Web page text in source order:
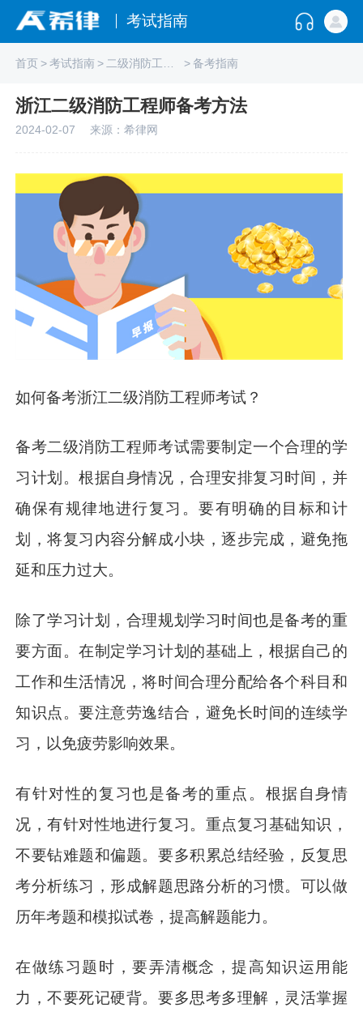
考试指南
首页>考试指南> > 备考指南
浙江二级消防工程师备考方法
2024-02-07 来源：希律网
如何备考浙江二级消防工程师考试？
备考二级消防工程师考试需要制定一个合理的学
习计划。根据自身情况，合理安排复习时间，并
确保有规律地进行复习。要有明确的目标和计
划，将复习内容分解成小块，逐步完成，避免拖
延和压力过大。
除了学习计划，合理规划学习时间也是备考的重
要方面。在制定学习计划的基础上，根据自己的
工作和生活情况，将时间合理分配给各个科目和
知识点。要注意劳逸结合，避免长时间的连续学
习，以免疲劳影响效果。
有针对性的复习也是备考的重点。根据自身情
况，有针对性地进行复习。重点复习基础知识，
不要钻难题和偏题。要多积累总结经验，反复思
考分析练习，形成解题思路分析的习惯。可以做
历年考题和模拟试卷，提高解题能力。
在做练习题时，要弄清概念，提高知识运用能
力，不要死记硬背。要多思考多理解，灵活掌握